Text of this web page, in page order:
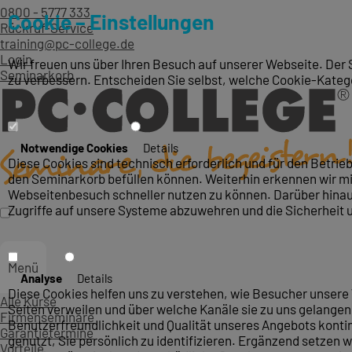
0800 - 5777 333
Rückruf-Service
training@pc-college.de
Login
Seminarkorb
Menü
Alle Kurse
Firmenseminare
Garantietermine
Vorteile
Cookie – Einstellungen
Wir freuen uns über Ihren Besuch auf unserer Webseite.
zu verbessern. Entscheiden Sie selbst, welche Cookie-
Notwendige Cookies Details
Diese Cookies sind technisch erforderlich und für den
den Seminarkorb befüllen können. Weiterhin erkennen wir
Webseitenbesuch schneller nutzen zu können. Darüber
Zugriffe auf unsere Systeme abzuwehren und die Sicherheit
Analyse Details
Diese Cookies helfen uns zu verstehen, wie Besucher
Seiten verweilen und über welche Kanäle sie zu uns
Benutzerfreundlichkeit und Qualität unseres Angebots
genutzt, Sie persönlich zu identifizieren. Ergänzend